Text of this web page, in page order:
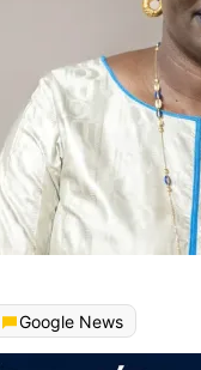
Google News